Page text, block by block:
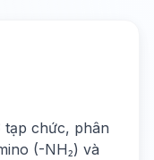
chức, phân
(-NH₂) và